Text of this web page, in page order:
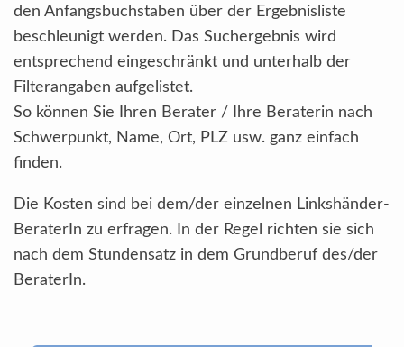
den Anfangsbuchstaben über der Ergebnisliste
beschleunigt werden. Das Suchergebnis wird
entsprechend eingeschränkt und unterhalb der
Filterangaben aufgelistet.
So können Sie Ihren Berater / Ihre Beraterin nach
Schwerpunkt, Name, Ort, PLZ usw. ganz einfach
finden.
Die Kosten sind bei dem/der einzelnen Linkshänder-
BeraterIn zu erfragen. In der Regel richten sie sich
nach dem Stundensatz in dem Grundberuf des/der
BeraterIn.